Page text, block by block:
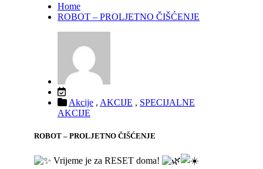
Home
ROBOT – PROLJETNO ČIŠĆENJE
Akcije , AKCIJE , SPECIJALNE
AKCIJE
ROBOT – PROLJETNO ČIŠĆENJE
Vrijeme je za RESET doma!